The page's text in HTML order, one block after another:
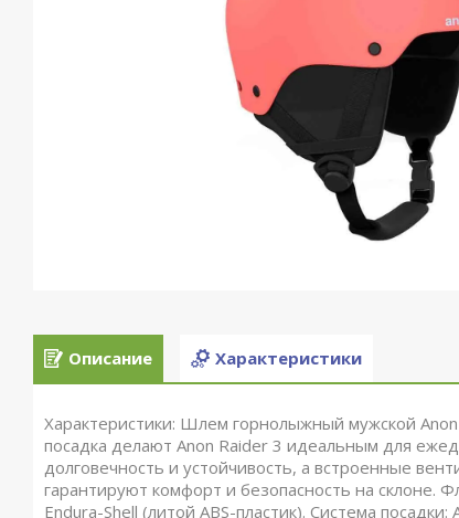
Описание Характеристики
Характеристики: Шлем горнолыжный мужской
посадка делают Anon Raider 3 идеальным для
долговечность и устойчивость, а встроенные
гарантируют комфорт и безопасность на склоне.
Endura-Shell (литой ABS-пластик). Система